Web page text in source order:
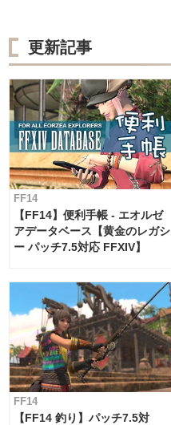
更新記事
FF14
【FF14】便利手帳 - エオルゼ
アデータベース【黄金のレガシ
ー パッチ7.5対応 FFXIV】
FF14
【FF14 釣り】パッチ7.5対